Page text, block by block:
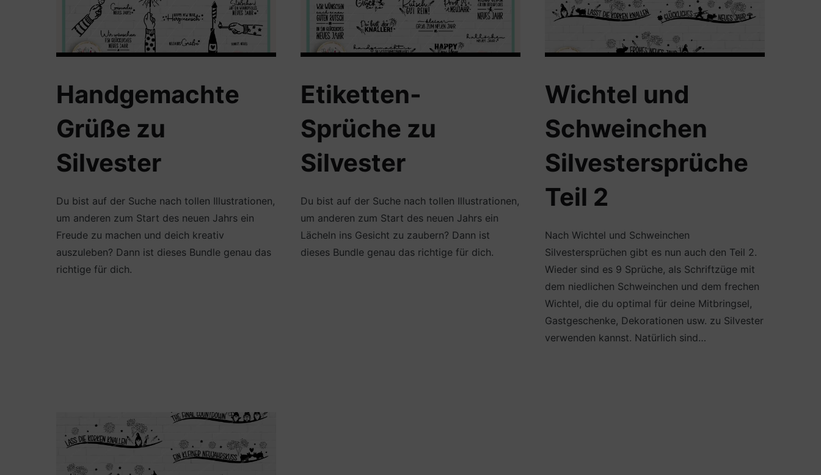
Handgemachte
Grüße zu
Silvester
Du bist auf der Suche nach tollen Illustrationen,
um anderen zum Start des neuen Jahrs ein
Freude zu machen und deich kreativ
auszuleben? Dann ist dieses Bundle genau das
richtige für dich.
Etiketten-
Sprüche zu
Silvester
Du bist auf der Suche nach tollen Illustrationen,
um anderen zum Start des neuen Jahrs ein
Lächeln ins Gesicht zu zaubern? Dann ist
dieses Bundle genau das richtige für dich.
Wichtel und
Schweinchen
Silvestersprüche
Teil 2
Nach Wichtel und Schweinchen
Silvestersprüchen gibt es nun auch den Teil 2.
Wieder sind es 9 Sprüche, als Schriftzüge mit
dem niedlichen Schweinchen und dem frechen
Wichtel, die du optimal für deine Mitbringsel,
Gastgeschenke, Dekorationen usw. zu Silvester
verwenden kannst. Natürlich sind…